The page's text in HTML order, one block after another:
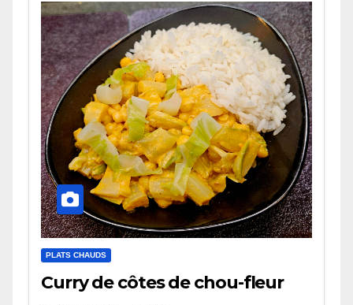
PLATS CHAUDS
Curry de côtes de chou-fleur